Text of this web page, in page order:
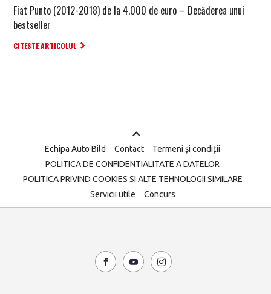
Fiat Punto (2012-2018) de la 4.000 de euro – Decăderea unui
bestseller
CITESTE ARTICOLUL
Echipa Auto Bild Contact
Termeni și condiții
POLITICA DE CONFIDENTIALITATE A DATELOR
POLITICA PRIVIND COOKIES SI ALTE TEHNOLOGII SIMILARE
Servicii utile
Concurs